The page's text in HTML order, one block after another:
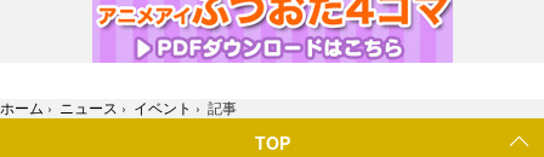
ホーム › ニュース › イベント › 記事
TOP